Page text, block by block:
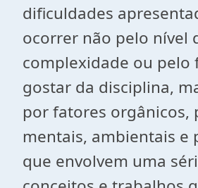
dificuldades
ocorrer não pelo nível
complexidade ou pelo
gostar da disciplina,
por fatores orgânicos,
mentais, ambientais e
que envolvem uma